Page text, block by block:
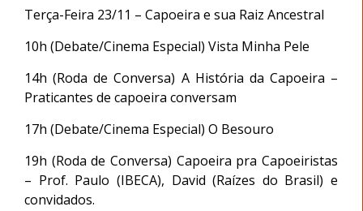
Terça-Feira 23/11 – Capoeira e sua Raiz Ancestral
10h (Debate/Cinema Especial) Vista Minha Pele
14h (Roda de Conversa) A História da Capoeira –
Praticantes de capoeira conversam
17h (Debate/Cinema Especial) O Besouro
19h (Roda de Conversa) Capoeira pra Capoeiristas
– Prof. Paulo (IBECA), David (Raízes do Brasil) e
convidados.